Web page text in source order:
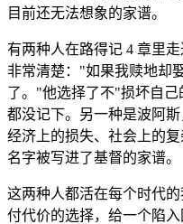
目前还无法想象的家谱。
有两种人在路得记 4 章里
非常清楚："如果我赎地却
了。"他选择了不"损坏自
都没记下。另一种是波阿
经济上的损失、社会上的
名字被写进了基督的家谱。
这两种人都活在每个时代
付代价的选择，给一个陷